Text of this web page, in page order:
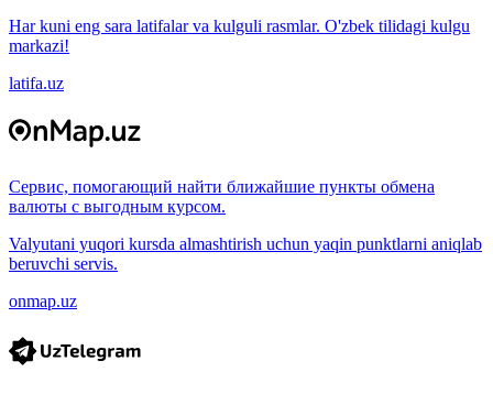
Har kuni eng sara latifalar va kulguli rasmlar. O'zbek tilidagi kulgu
markazi!
latifa.uz
Сервис, помогающий найти ближайшие пункты обмена
валюты с выгодным курсом.
Valyutani yuqori kursda almashtirish uchun yaqin punktlarni aniqlab
beruvchi servis.
onmap.uz